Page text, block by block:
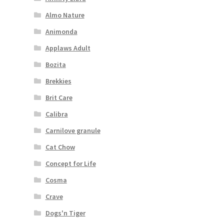
Brit pro psy
Granule pro psy
Natural Trainer pro psy — Italské krmivo s
přírodními složkami
Happy Dog — Německá kvalita a přirozené složení
Hill’s pro psy
Hračky pro psy
Almo Nature
Animonda
Applaws Adult
Bozita
Brekkies
Brit Care
Calibra
Carnilove granule
Cat Chow
Concept for Life
Cosma
Crave
Dogs'n Tiger